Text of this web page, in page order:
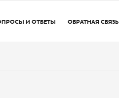
И ОТВЕТЫ ОБРАТНАЯ СВЯЗЬ